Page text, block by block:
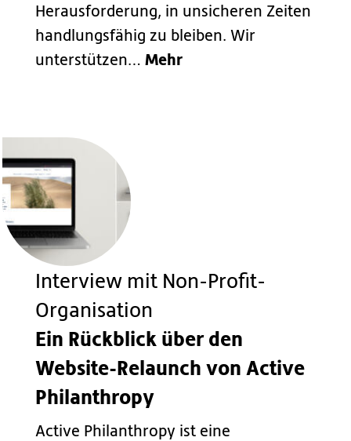
Herausforderung, in unsicheren Zeiten
handlungsfähig zu bleiben. Wir
unterstützen… Mehr
Interview mit Non-Profit-
Organisation
Ein Rückblick über den
Website-Relaunch von Active
Philanthropy
Active Philanthropy ist eine